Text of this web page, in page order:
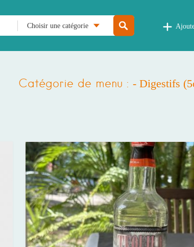
Choisir une catégorie
Catégorie de menu : - Digestifs